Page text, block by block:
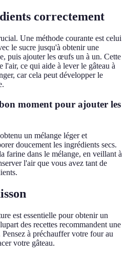
correctement
Une méthode courante est celui
le sucre jusqu'à obtenir une
puis ajouter les œufs un à un. Cette
l'air, ce qui aide à lever le gâteau à
car cela peut développer le
moment pour ajouter les
un mélange léger et
doucement les ingrédients secs.
farine dans le mélange, en veillant à
l'air que vous avez tant de
est essentielle pour obtenir un
des recettes recommandent une
à préchauffer votre four au
votre gâteau.